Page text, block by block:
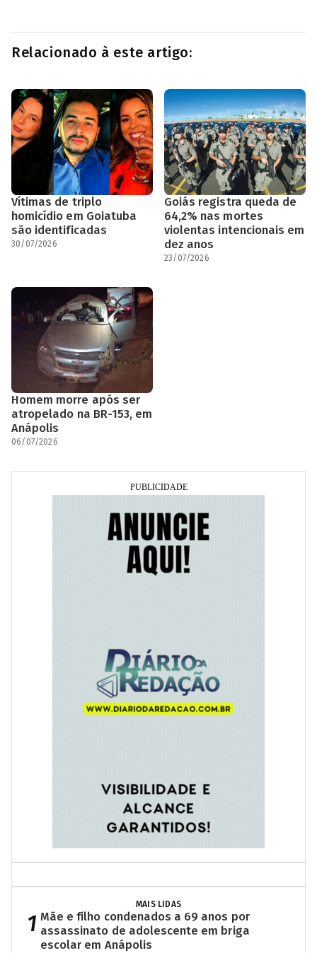
Relacionado à este artigo:
Vítimas de triplo
homicídio em Goiatuba
são identificadas
30/07/2026
Goiás registra queda de
64,2% nas mortes
violentas intencionais em
dez anos
23/07/2026
Homem morre após ser
atropelado na BR-153, em
Anápolis
06/07/2026
MAIS LIDAS
1 Mãe e filho condenados a 69 anos por
assassinato de adolescente em briga
escolar em Anápolis